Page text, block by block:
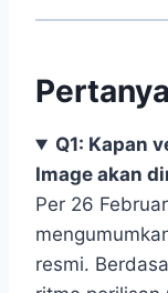
Q1: Kapan
Image akan
Per 26
resmi.